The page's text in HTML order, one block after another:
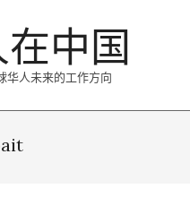
中国
华人未来的工作方向